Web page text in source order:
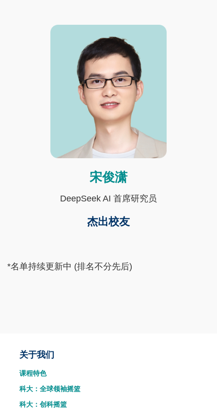
Fourth
图
Image
宋俊潇
DeepSeek AI 首席研究员
杰出校友
Text
*名单持续更新中 (排名不分先后)
Main
navigation
关于我们
课程特色
科大：全球领袖摇篮
科大：创科摇篮